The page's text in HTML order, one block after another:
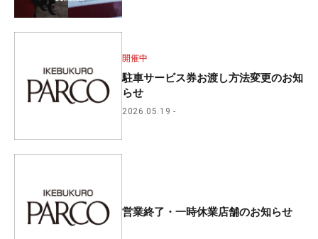
開催中
駐車サービス券お渡し方法変更のお知
らせ
2026.05.19
営業終了・一時休業店舗のお知らせ